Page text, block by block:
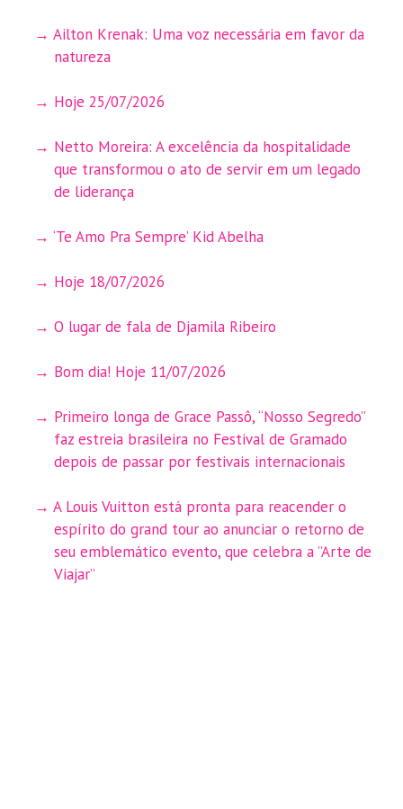
Ailton Krenak: Uma voz necessária em favor da
natureza
Hoje 25/07/2026
Netto Moreira: A excelência da hospitalidade
que transformou o ato de servir em um legado
de liderança
‘Te Amo Pra Sempre’ Kid Abelha
Hoje 18/07/2026
O lugar de fala de Djamila Ribeiro
Bom dia! Hoje 11/07/2026
Primeiro longa de Grace Passô, “Nosso Segredo”
faz estreia brasileira no Festival de Gramado
depois de passar por festivais internacionais
A Louis Vuitton está pronta para reacender o
espírito do grand tour ao anunciar o retorno de
seu emblemático evento, que celebra a ”Arte de
Viajar”